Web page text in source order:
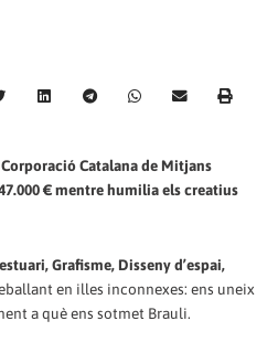
Catalana de Mitjans
€ mentre humilia els creatius
Grafisme, Disseny d’espai,
en illes inconnexes: ens uneix
a què ens sotmet Brauli.